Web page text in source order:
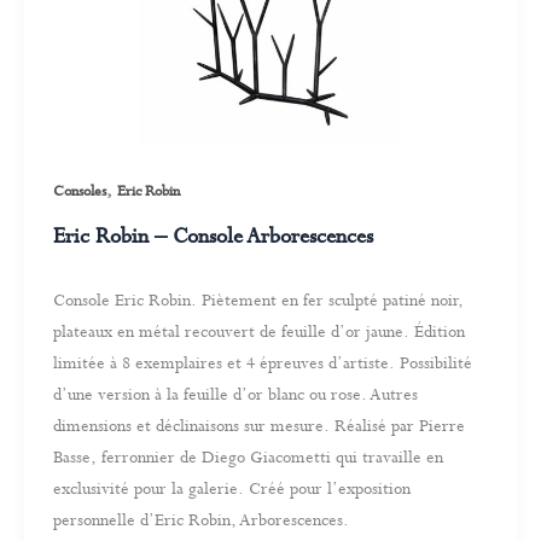
Consoles, Eric Robin
Eric Robin – Console Arborescences
Console Eric Robin. Piètement en fer sculpté patiné noir,
plateaux en métal recouvert de feuille d’or jaune. Édition
limitée à 8 exemplaires et 4 épreuves d’artiste. Possibilité
d’une version à la feuille d’or blanc ou rose. Autres
dimensions et déclinaisons sur mesure. Réalisé par Pierre
Basse, ferronnier de Diego Giacometti qui travaille en
exclusivité pour la galerie. Créé pour l’exposition
personnelle d’Eric Robin, Arborescences.